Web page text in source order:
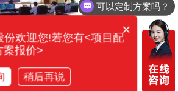
安局交通指挥中
可以定制方案吗？
×
份欢迎您!若您有<项目配
案报价>
稍后再说